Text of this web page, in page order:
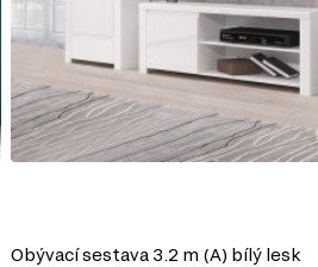
Vlastnosti MDF:
Pevnost a
Hladký povrch.
základ pro
Snadné
Obývací sestava 3.2 m (A) bílý lesk